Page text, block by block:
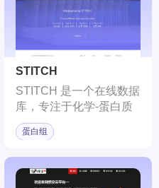
STITCH
STITCH 是一个在线数据
库，专注于化学-蛋白质
相互作用网络。
蛋白组